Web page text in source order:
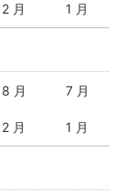
2 月 1 月
8 月 7 月
2 月 1 月